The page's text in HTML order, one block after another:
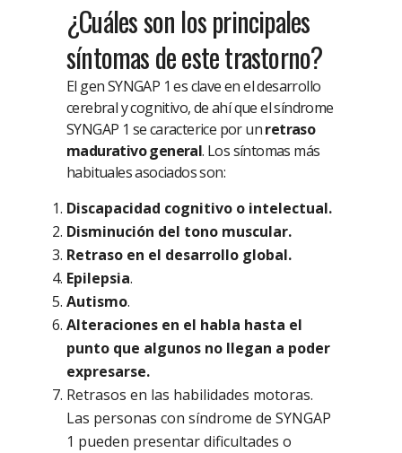
¿Cuáles son los principales
síntomas de este trastorno?
El gen SYNGAP 1 es clave en el desarrollo
cerebral y cognitivo, de ahí que el síndrome
SYNGAP 1 se caracterice por unretraso
madurativo general. Los síntomas más
habituales asociados son:
Discapacidad cognitivo o intelectual.
Disminución del tono muscular.
Retraso en el desarrollo global.
Epilepsia.
Autismo.
Alteraciones en el habla hasta el
punto que algunos no llegan a poder
expresarse.
Retrasos en las habilidades motoras.
Las personas con síndrome de SYNGAP
1 pueden presentar dificultades o